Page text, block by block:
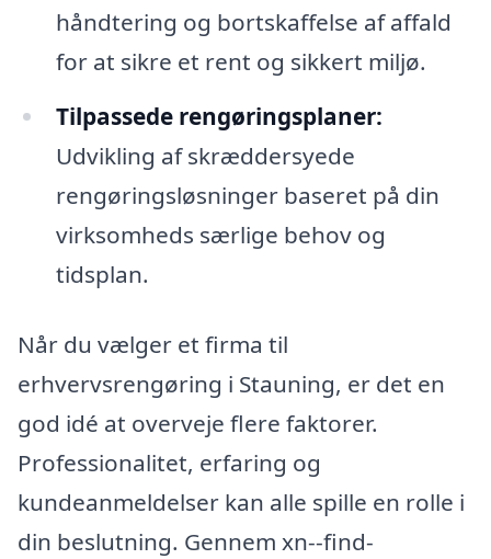
håndtering og bortskaffelse af affald
for at sikre et rent og sikkert miljø.
Tilpassede rengøringsplaner:
Udvikling af skræddersyede
rengøringsløsninger baseret på din
virksomheds særlige behov og
tidsplan.
Når du vælger et firma til
erhvervsrengøring i Stauning, er det en
god idé at overveje flere faktorer.
Professionalitet, erfaring og
kundeanmeldelser kan alle spille en rolle i
din beslutning. Gennem xn--find-